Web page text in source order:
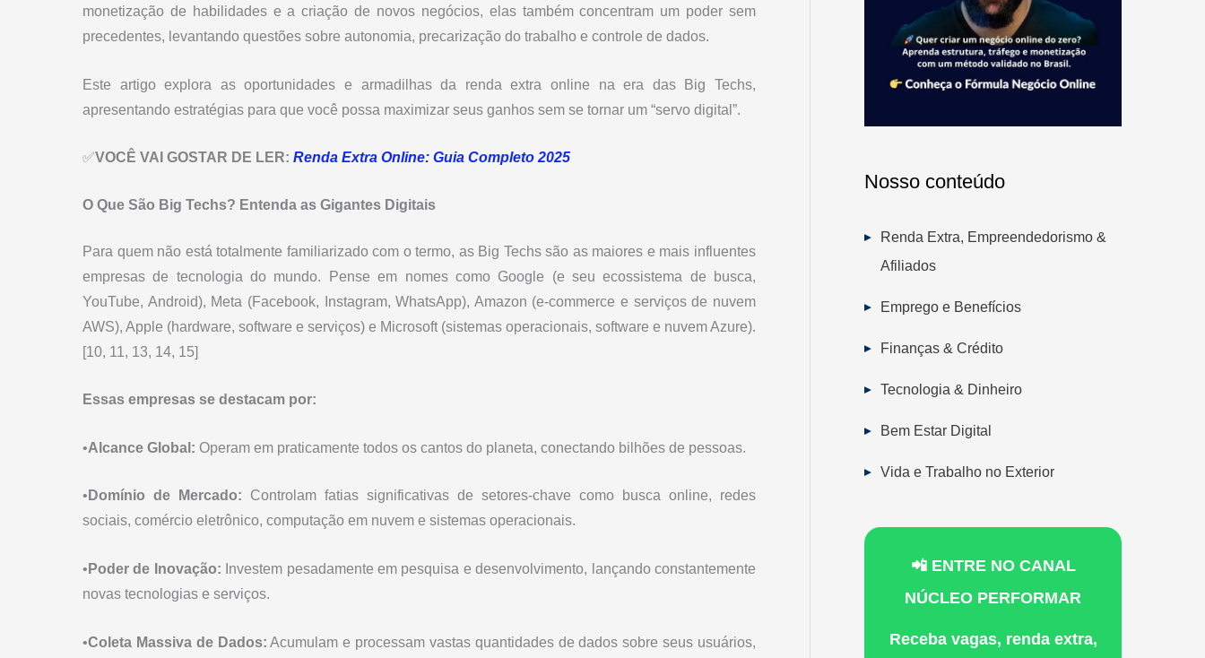
monetização de habilidades e a criação de novos negócios, elas também concentram um poder sem
precedentes, levantando questões sobre autonomia, precarização do trabalho e controle de dados.
Este artigo explora as oportunidades e armadilhas da renda extra online na era das Big Techs,
apresentando estratégias para que você possa maximizar seus ganhos sem se tornar um “servo digital”.
✅VOCÊ VAI GOSTAR DE LER: Renda Extra Online: Guia Completo 2025
O Que São Big Techs? Entenda as Gigantes Digitais
Para quem não está totalmente familiarizado com o termo, as Big Techs são as maiores e mais influentes
empresas de tecnologia do mundo. Pense em nomes como Google (e seu ecossistema de busca,
YouTube, Android), Meta (Facebook, Instagram, WhatsApp), Amazon (e-commerce e serviços de nuvem
AWS), Apple (hardware, software e serviços) e Microsoft (sistemas operacionais, software e nuvem Azure).
[10, 11, 13, 14, 15]
Essas empresas se destacam por:
•Alcance Global: Operam em praticamente todos os cantos do planeta, conectando bilhões de pessoas.
• Domínio de Mercado: Controlam fatias significativas de setores-chave como busca online, redes
sociais, comércio eletrônico, computação em nuvem e sistemas operacionais.
• Poder de Inovação: Investem pesadamente em pesquisa e desenvolvimento, lançando constantemente
novas tecnologias e serviços.
•Coleta Massiva de Dados: Acumulam e processam vastas quantidades de dados sobre seus usuários,
Nosso conteúdo
Renda Extra, Empreendedorismo &
Afiliados
Emprego e Benefícios
Finanças & Crédito
Tecnologia & Dinheiro
Bem Estar Digital
Vida e Trabalho no Exterior
📲 ENTRE NO CANAL
NÚCLEO PERFORMAR
Receba vagas, renda extra,